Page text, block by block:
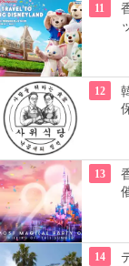
11
12
13
14